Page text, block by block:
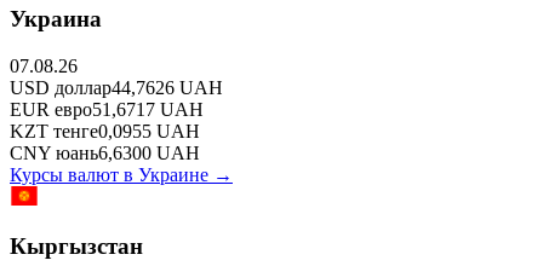
Украина
07.08.26
USD доллар44,7626 UAH
EUR евро51,6717 UAH
KZT тенге0,0955 UAH
CNY юань6,6300 UAH
Курсы валют в Украине →
Кыргызстан